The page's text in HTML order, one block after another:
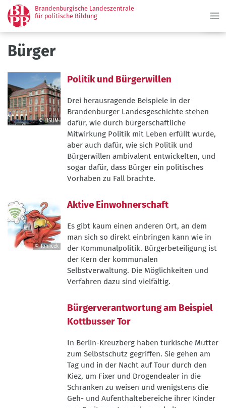
Direkt
zum
Inhalt
Brandenburgische Landeszentrale
für politische Bildung
Bürger
© LISUM
Politik und Bürgerwillen
Drei herausragende Beispiele in der
Brandenburger Landesgeschichte stehen
dafür, wie durch bürgerschaftliche
Mitwirkung Politik mit Leben erfüllt wurde,
aber auch dafür, wie sich Politik und
Bürgerwillen ambivalent entwickelten, und
sogar dafür, dass Bürger ein politisches
Vorhaben zu Fall brachte.
© Tomicek
Aktive Einwohnerschaft
Es gibt kaum einen anderen Ort, an dem
man sich so direkt einbringen kann wie in
der Kommunalpolitik. Bürgerbeteiligung ist
der Kern der kommunalen
Selbstverwaltung. Die Möglichkeiten und
Verfahren dazu sind vielfältig.
Bürgerverantwortung am Beispiel
Kottbusser Tor
In Berlin-Kreuzberg haben türkische Mütter
zum Selbstschutz gegriffen. Sie gehen am
Tag und in der Nacht auf Tour durch den
Kiez, um Fixer und Drogendealer in die
Schranken zu weisen und wenigstens die
Geh- und Aufenthaltebereiche ihrer Kinder